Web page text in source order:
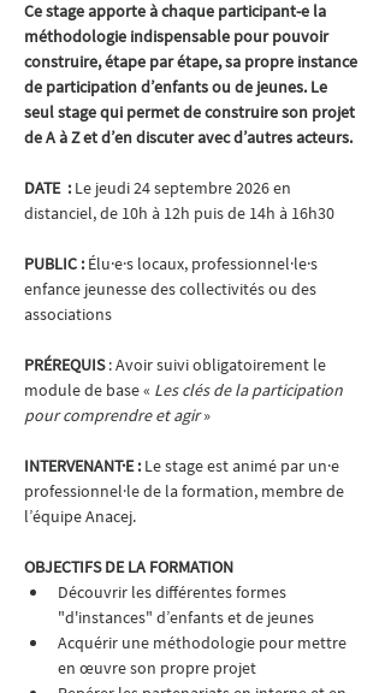
Ce stage apporte à chaque participant-e la
méthodologie indispensable pour pouvoir
construire, étape par étape, sa propre instance
de participation d’enfants ou de jeunes. Le
seul stage qui permet de construire son projet
de A à Z et d’en discuter avec d’autres acteurs.
DATE  : Le jeudi 24 septembre 2026 en
distanciel, de 10h à 12h puis de 14h à 16h30
PUBLIC : Élu·e·s locaux, professionnel·le·s
enfance jeunesse des collectivités ou des
associations
PRÉREQUIS : Avoir suivi obligatoirement le
module de base « Les clés de la participation
pour comprendre et agir »
INTERVENANT·E : Le stage est animé par un·e
professionnel·le de la formation, membre de
l’équipe Anacej.
OBJECTIFS DE LA FORMATION
Découvrir les différentes formes
"d'instances" d’enfants et de jeunes
Acquérir une méthodologie pour mettre
en œuvre son propre projet